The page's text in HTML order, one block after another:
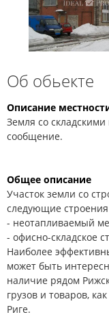
Об обьекте
Описание
Земля со
сообщение.
Общее описание
Участок земли со
следующие
- неотапливаемый
- офисно-складское
Наиболее
может быть
наличие рядом
грузов и товаров,
Риге.